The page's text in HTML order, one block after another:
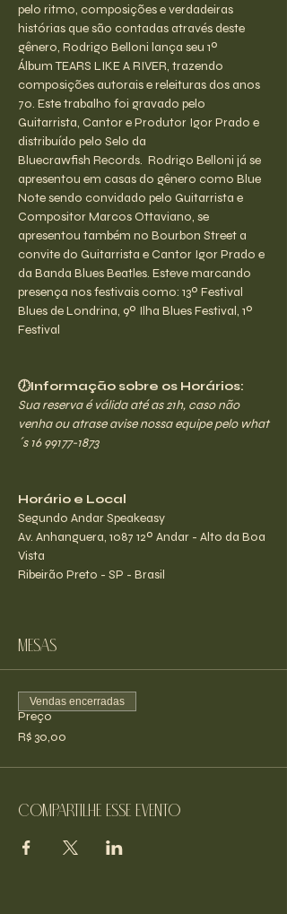
pelo ritmo, composições e verdadeiras
histórias que são contadas através deste
gênero, Rodrigo Belloni lança seu 1º
Álbum TEARS LIKE A RIVER, trazendo
composições autorais e releituras dos anos
70. Este trabalho foi gravado pelo
Guitarrista, Cantor e Produtor Igor Prado e
distribuído pelo Selo da
Bluecrawfish Records.  Rodrigo Belloni já se
apresentou em casas do gênero como Blue
Note sendo convidado pelo Guitarrista e
Compositor Marcos Ottaviano, se
apresentou também no Bourbon Street a
convite do Guitarrista e Cantor Igor Prado e
da Banda Blues Beatles. Esteve marcando
presença nos festivais como: 13º Festival
Blues de Londrina, 9º Ilha Blues Festival, 1º
Festival
🕖Informação sobre os Horários:
Sua reserva é válida até as 21h, caso não
venha ou atrase avise nossa equipe pelo what
´s 16 99177-1873
Horário e Local
Segundo Andar Speakeasy
Av. Anhanguera, 1087 12º Andar - Alto da Boa
Vista
Ribeirão Preto - SP - Brasil
Mesas
Preço
R$ 30,00
Vendas encerradas
Compartilhe esse evento